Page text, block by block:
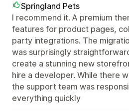
Springland Pets
I recommend it. A premium
features for product pages,
party integrations. The
was surprisingly
create a stunning new
hire a developer. While there
the support team was
everything quickly